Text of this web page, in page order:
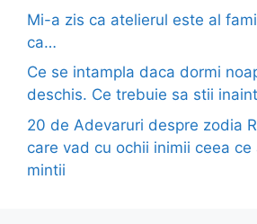
Mi-a zis ca atelierul este al
ca…
Ce se intampla daca dormi
deschis. Ce trebuie sa stii
20 de Adevaruri despre zodia
care vad cu ochii inimii ceea
mintii